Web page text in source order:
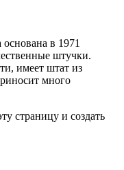
в 1971
штучки.
имеет штат из
много
страницу и создать